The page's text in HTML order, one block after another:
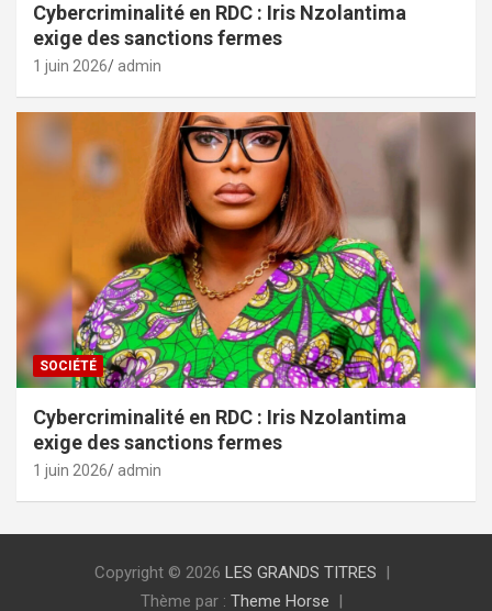
Cybercriminalité en RDC : Iris Nzolantima
exige des sanctions fermes
1 juin 2026 admin
SOCIÉTÉ
Cybercriminalité en RDC : Iris Nzolantima
exige des sanctions fermes
1 juin 2026 admin
Copyright © 2026 LES GRANDS TITRES
Thème par : Theme Horse